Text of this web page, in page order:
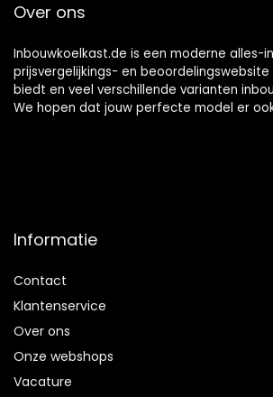
Over ons
Inbouwkoelkast.de is een moderne alles-
prijsvergelijkings- en
biedt en veel verschillende varianten
We hopen dat jouw perfecte model er
Informatie
Contact
Klantenservice
Over ons
Onze webshops
Vacature